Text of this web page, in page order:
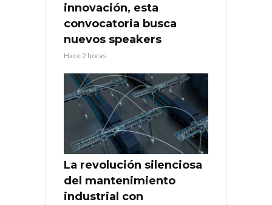
innovación, esta
convocatoria busca
nuevos speakers
Hace 2 horas
La revolución silenciosa
del mantenimiento
industrial con